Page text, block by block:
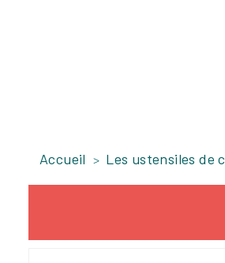
Accueil Les ustensiles de